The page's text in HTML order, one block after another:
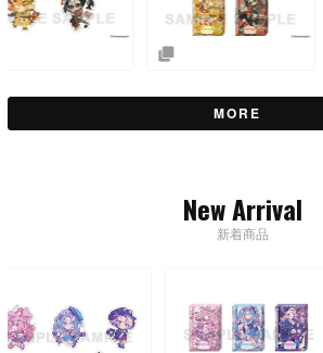
MORE
New Arrival
新着商品